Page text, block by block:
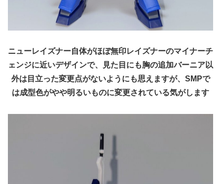
ニューレイズナー自体がほぼ無印レイズナーのマイナーチ
ェンジに近いデザインで、見た目にも胸の追加バーニア以
外は目立った変更点がないようにも思えますが、SMPで
は成型色がやや明るいものに変更されている気がします